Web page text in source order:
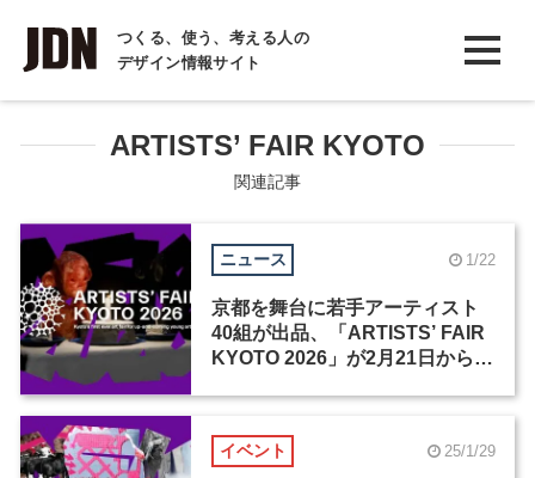
つくる、使う、考える人の
デザイン情報サイト
INTERVIEW
インタビュー
REPORT
COLUMN
コラム
ARTISTS’ FAIR KYOTO
関連記事
ニュース 1/22
京都を舞台に若手アーティスト
40組が出品、「ARTISTS’ FAIR
KYOTO 2026」が2月21日から開
イベント 25/1/29